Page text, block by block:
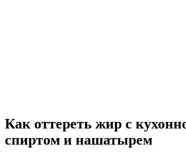
Как оттереть жир с
спиртом и нашатырем